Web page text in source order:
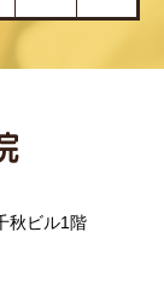
秋ビル1階